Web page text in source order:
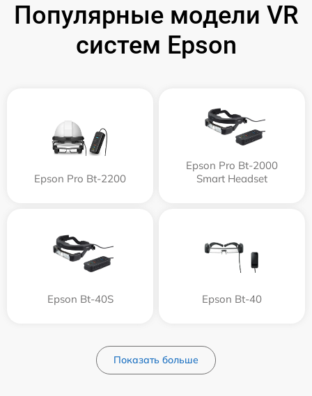
Популярные модели VR
систем Epson
Epson Pro Bt-2200
Epson Pro Bt-2000
Smart Headset
Epson Bt-40S Epson Bt-40
Показать больше